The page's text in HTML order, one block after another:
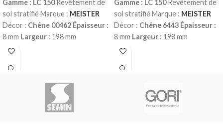
Gamme : LC 150Revêtement de
sol stratifié Marque : MEISTER
Décor : Chêne 00462 Épaisseur :
8 mm Largeur : 198 mm
Longueur :
| 32 (commercial – fort)
Sans chanfreins
2.55 m²
Prix TTC au
Fiche technique sol
Gamme : LC 150Revêtement de
sol stratifié Marque : MEISTER
Décor : Chêne 6443 Épaisseur :
8 mm Largeur : 198 mm
Longueur :
| 32 (commercial – fort)
Colisage :2.55 m²Prix TTC au m²
Fiche technique sol